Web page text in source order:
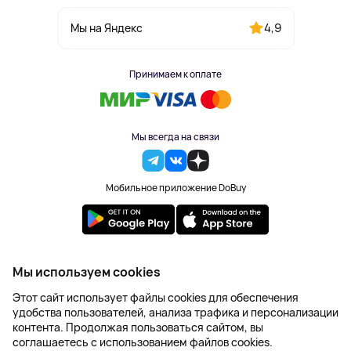
Мы на Яндекс 4,9
Принимаем к оплате
Мы всегда на связи
Мобильное приложение DoBuy
2023-2026 © DoBuy. Все права защищены
Правила обработки персональных данных
Пользовательское соглашение
Оферта
Создание сайта – NetLab
Мы используем cookies
Этот сайт использует файлы cookies для обеспечения
удобства пользователей, анализа трафика и персонализации
контента. Продолжая пользоваться сайтом, вы
соглашаетесь с использованием файлов cookies.